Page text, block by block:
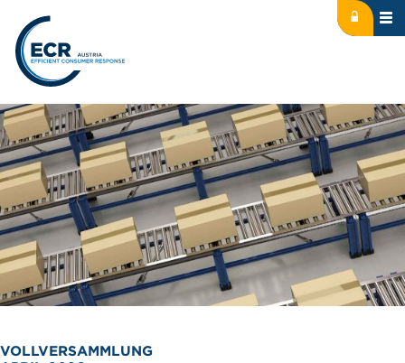
Logo: ECR Austria Icon:
VOLLVERSAMMLUNG